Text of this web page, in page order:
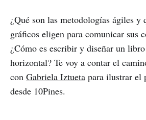
¿Qué son las metodologías ágiles y
gráficos eligen para comunicar sus
¿Cómo es escribir y diseñar un
horizontal? Te voy a contar el
con Gabriela Iztueta para ilustrar el
desde 10Pines.